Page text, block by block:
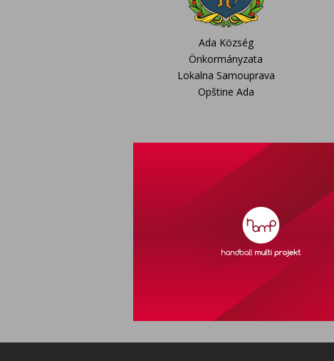
Ada Község
Önkormányzata
Lokalna Samouprava
Opštine Ada